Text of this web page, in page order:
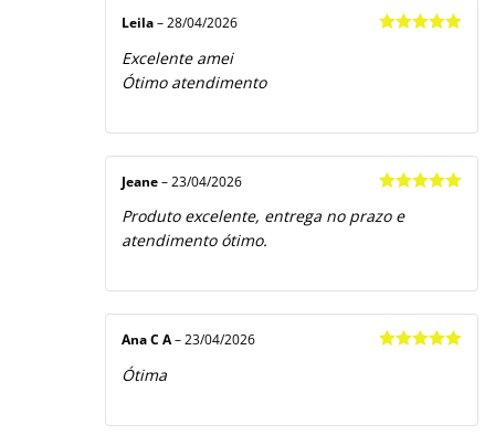
Leila – 28/04/2026
Excelente amei
Ótimo atendimento
de 5
Jeane – 23/04/2026
Produto excelente, entrega no prazo e
atendimento ótimo.
Ana C A– 23/04/2026
Ótima